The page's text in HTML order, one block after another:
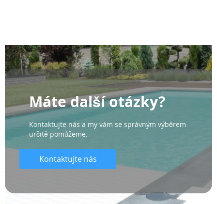
Máte další otázky?
Kontaktujte nás a my vám se správným výběrem
určitě pomůžeme.
Kontaktujte nás